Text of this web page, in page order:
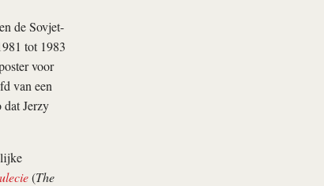
de Sovjet-
tot 1983
voor
van een
Jerzy
(The